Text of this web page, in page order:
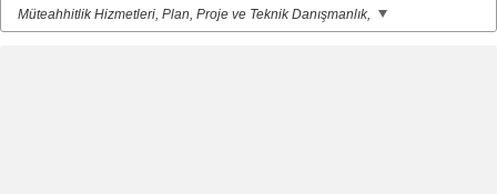
Müteahhitlik Hizmetleri, Plan, Proje ve Teknik Danışmanlık,